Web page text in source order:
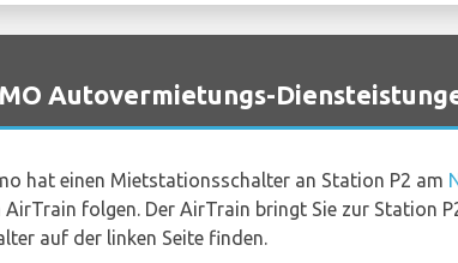
Autovermietungs-
hat einen Mietstationsschalter an Station P2 am
AirTrain folgen. Der AirTrain bringt Sie zur Station
auf der linken Seite finden.